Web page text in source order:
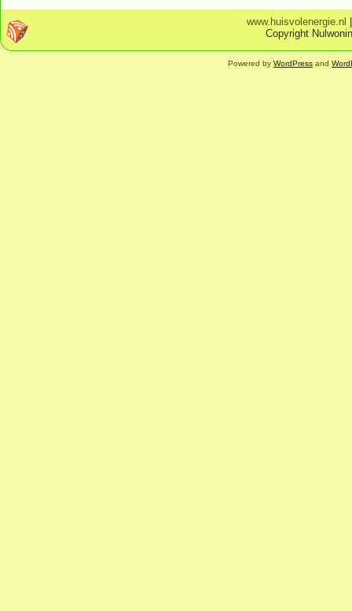
www.huisvolenergie.nl
Copyright
Powered by WordPress and